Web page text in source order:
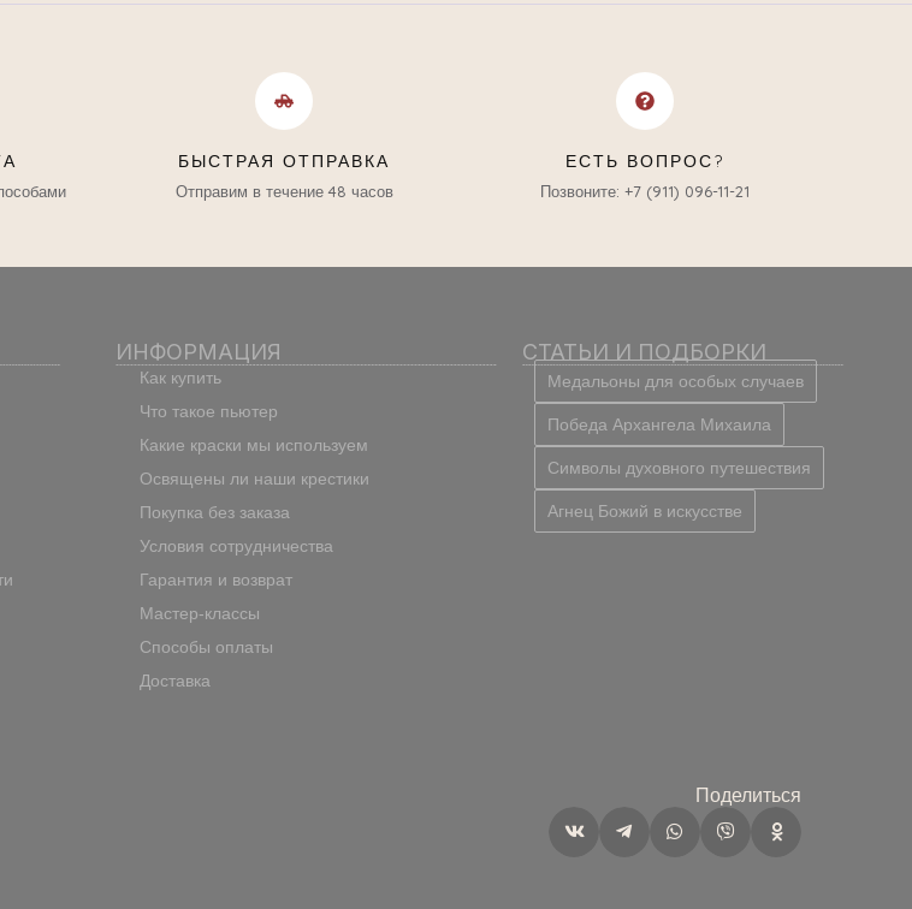
БЫСТРАЯ ОТПРАВКА
Отправим в течение 48 часов
ЕСТЬ ВОПРОС?
Позвоните: +7 (911) 096-11-21
ИНФОРМАЦИЯ
Как купить
Что такое пьютер
Какие краски мы используем
Освящены ли наши крестики
Покупка без заказа
Условия сотрудничества
Гарантия и возврат
Мастер-классы
Способы оплаты
Доставка
СТАТЬИ И ПОДБОРКИ
Медальоны для особых случаев
Победа Архангела Михаила
Символы духовного путешествия
Агнец Божий в искусстве
Поделиться